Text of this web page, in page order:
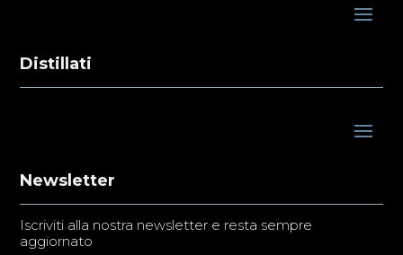
Distillati
Newsletter
Iscriviti alla nostra newsletter e resta sempre
aggiornato